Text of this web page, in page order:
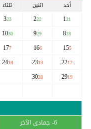
أحد اثنين ثلثاء
121
222
323
828
929
1030
155
166
177
2212
2313
2414
2919
3020
6- جمادى الآخر